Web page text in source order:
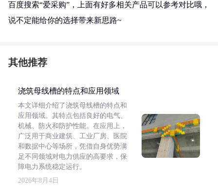
百度搜索“爱采购”，上面有好多相关产品可以参考对比哦，
说不定能给你的选择带来新思路~
其他推荐
浇筑母线槽的特点和应用领域
本文详细介绍了浇筑母线槽的特点和
应用领域。其特点包括良好的电气、
机械、防火和防护性能。在应用上，
广泛用于商业建筑、工业厂房、医院
和数据中心等场所，凭借自身优势满
足不同领域对电力供应的高要求，保
障电力系统稳定运行。
2026年8月4日